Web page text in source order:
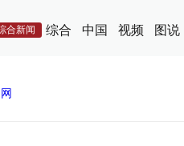
合新闻 综合 中国 视频 图说